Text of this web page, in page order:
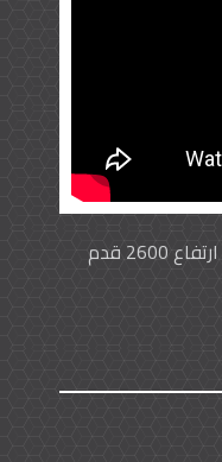
الجرانيت وأشجار اللوز والثلوج على ارتفاع 2600 قدم